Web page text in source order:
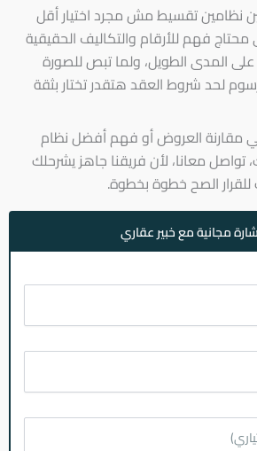
بين نظامين تقسيط مش مجرد اختيار أقل
فهم للأرقام والتكاليف الحقيقية
المدى الطويل، ولما تبص للصورة
لحد شروط العقد هتقدر تختار بثقة
مقارنة العروض أو فهم أفضل نظام
معانا، لأن فريقنا جاهز يشرحلك
الصح خطوة بخطوة.
مجانية مع خبير عقاري